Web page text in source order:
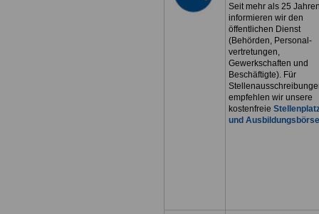
Seit mehr als 25
informieren wir den
öffentlichen Dienst
(Behörden, Personal-
vertretungen,
Gewerkschaften und
Beschäftigte). Für
empfehlen wir unsere
kostenfreie
und Ausbildungsbörse